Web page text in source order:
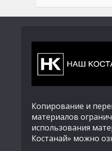
Копирование и
материалов
использования
Костанай» можно